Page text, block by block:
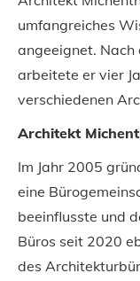
umfangreiches
angeeignet. Nach
arbeitete er vier
verschiedenen
Architekt
Im Jahr 2005
eine
beeinflusste und
Büros seit 2020
des